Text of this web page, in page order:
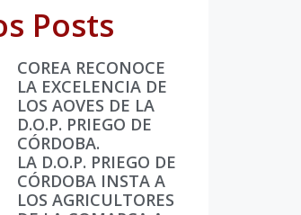
Posts
COREA RECONOCE
LA EXCELENCIA DE
LOS AOVES DE LA
D.O.P. PRIEGO DE
CÓRDOBA.
LA D.O.P. PRIEGO DE
CÓRDOBA INSTA A
LOS AGRICULTORES